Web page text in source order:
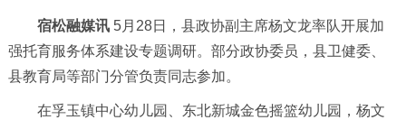
宿松融媒讯5月28日，县政协副主席杨文龙率队开展加
强托育服务体系建设专题调研。部分政协委员，县卫健委、
县教育局等部门分管负责同志参加。
在孚玉镇中心幼儿园、东北新城金色摇篮幼儿园，杨文